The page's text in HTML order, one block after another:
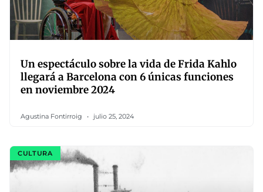
Un espectáculo sobre la vida de Frida Kahlo
llegará a Barcelona con 6 únicas funciones
en noviembre 2024
Agustina Fontirroig julio 25, 2024
CULTURA